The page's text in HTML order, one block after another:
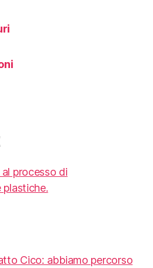
processo di
plastiche.
Cico: abbiamo percorso